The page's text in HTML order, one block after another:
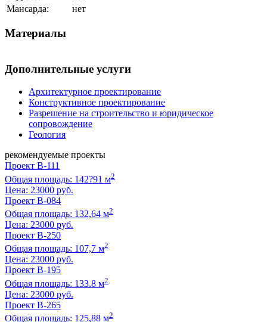
Мансарда:
нет
Материалы
Дополнительные услуги
Архитектурное проектирование
Конструктивное проектирование
Разрешение на строительство и юридическое
сопровождение
Геология
рекомендуемые проекты
Проект B-111
Общая площадь: 142?91 м2
Цена: 23000 руб.
Проект B-084
Общая площадь: 132,64 м2
Цена: 23000 руб.
Проект B-250
Общая площадь: 107,7 м2
Цена: 23000 руб.
Проект B-195
Общая площадь: 133.8 м2
Цена: 23000 руб.
Проект B-265
Общая площадь: 125,88 м2